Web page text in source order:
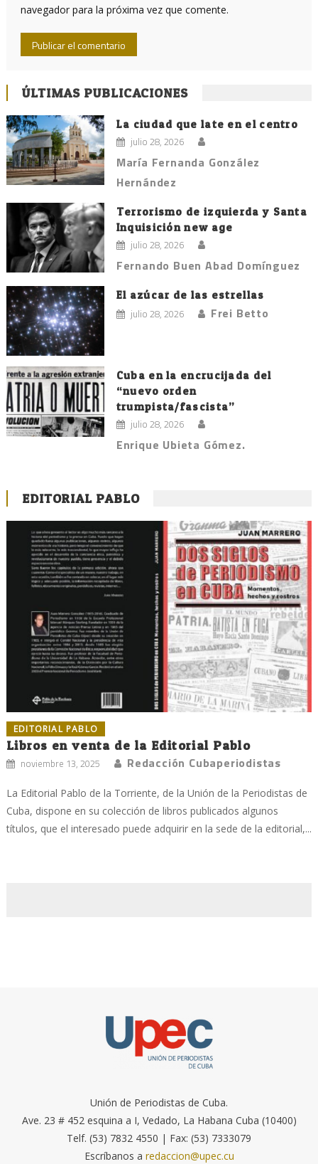
navegador para la próxima vez que comente.
ÚLTIMAS PUBLICACIONES
La ciudad que late en el centro
julio 28, 2026
María Fernanda González
Hernández
Terrorismo de izquierda y Santa
Inquisición new age
julio 28, 2026
Fernando Buen Abad Domínguez
El azúcar de las estrellas
julio 28, 2026 Frei Betto
Cuba en la encrucijada del
“nuevo orden
trumpista/fascista”
julio 28, 2026
Enrique Ubieta Gómez.
EDITORIAL PABLO
EDITORIAL PABLO
Libros en venta de la Editorial Pablo
noviembre 13, 2025 Redacción Cubaperiodistas
La Editorial Pablo de la Torriente, de la Unión de la Periodistas de
Cuba, dispone en su colección de libros publicados algunos
títulos, que el interesado puede adquirir en la sede de la editorial,...
Unión de Periodistas de Cuba.
Ave. 23 # 452 esquina a I, Vedado, La Habana Cuba (10400)
Telf. (53) 7832 4550 | Fax: (53) 7333079
Escríbanos a redaccion@upec.cu